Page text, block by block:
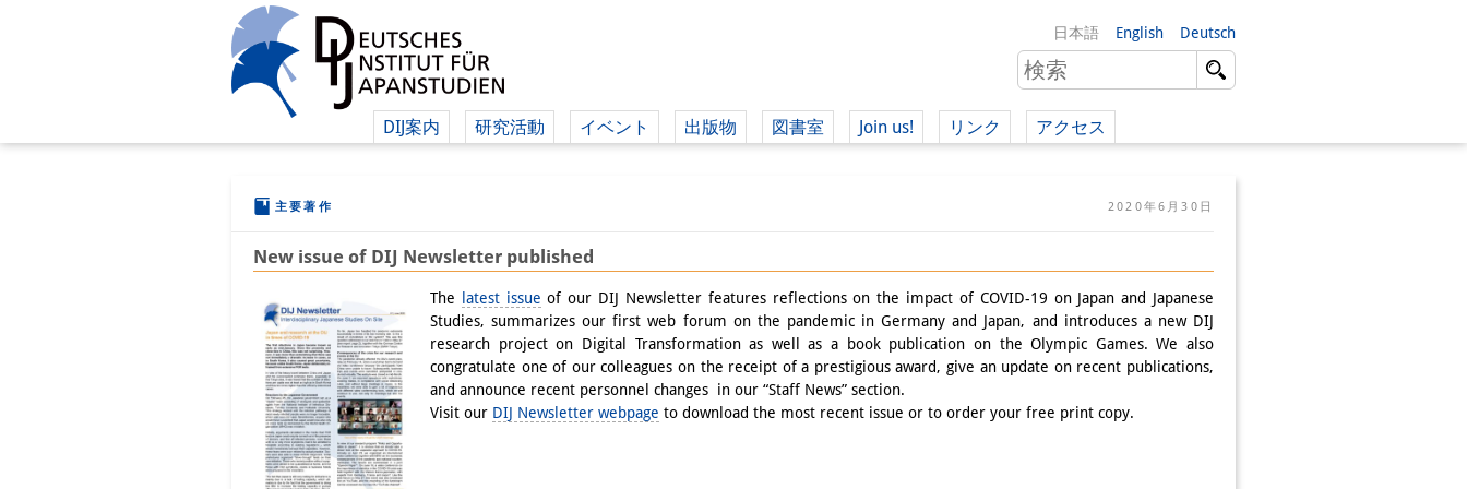
日本語 English Deutsch
DIJ案内 研究活動 イベント 出版物 図書室 Join us! リンク アクセス
主要著作 2020年6月30日
New issue of DIJ Newsletter published
The latest issue of our DIJ Newsletter features reflections on the impact of COVID-19 on Japan and Japanese
Studies, summarizes our first web forum on the pandemic in Germany and Japan, and introduces a new DIJ
research project on Digital Transformation as well as a book publication on the Olympic Games. We also
congratulate one of our colleagues on the receipt of a prestigious award, give an update on recent publications,
and announce recent personnel changes in our “Staff News” section.
Visit our DIJ Newsletter webpage to download the most recent issue or to order your free print copy.